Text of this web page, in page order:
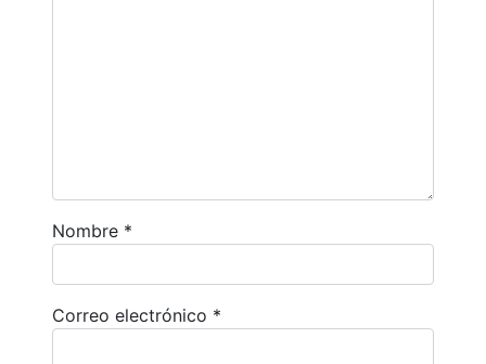
Nombre *
Correo electrónico *